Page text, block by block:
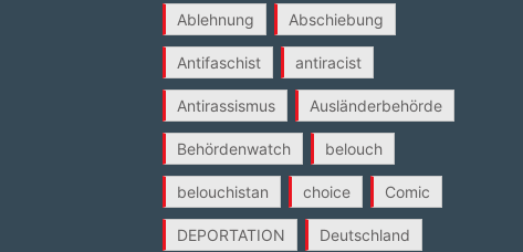
Ablehnung Abschiebung
Antifaschist antiracist
Antirassismus Ausländerbehörde
Behördenwatch belouch
belouchistan choice Comic
DEPORTATION Deutschland